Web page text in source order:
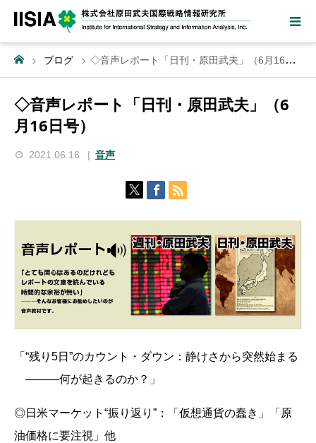
ブログ ◇音声レポート「日刊・原田武夫」（6月16日号）
◇音声レポート「日刊・原田武夫」（6
月16日号）
2021.06.16 音声
「“残り5日”のカウント・ダウン：静けさから突然始まる
―――何が起きるのか？」
◎日米マーケット“振り返り”：「仮想通貨の蠢き」「原
油価格に要注視」他